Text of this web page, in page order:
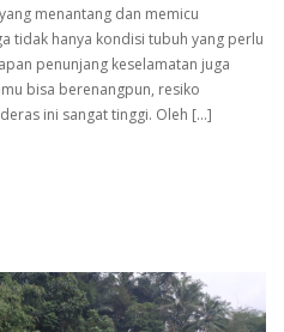
menantang dan memicu
tidak hanya kondisi tubuh yang perlu
penunjang keselamatan juga
bisa berenangpun, resiko
ini sangat tinggi. Oleh […]